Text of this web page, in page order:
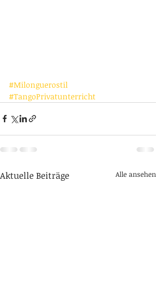
#Milonguerostil
#TangoPrivatunterricht
Aktuelle Beiträge Alle ansehen